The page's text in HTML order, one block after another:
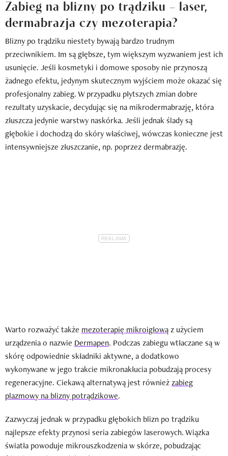
Zabieg na blizny po trądziku – laser,
dermabrazja czy mezoterapia?
Blizny po trądziku niestety bywają bardzo trudnym
przeciwnikiem. Im są głębsze, tym większym wyzwaniem jest ich
usunięcie. Jeśli kosmetyki i domowe sposoby nie przynoszą
żadnego efektu, jedynym skutecznym wyjściem może okazać się
profesjonalny zabieg. W przypadku płytszych zmian dobre
rezultaty uzyskacie, decydując się na mikrodermabrazję, która
złuszcza jedynie warstwy naskórka. Jeśli jednak ślady są
głębokie i dochodzą do skóry właściwej, wówczas konieczne jest
intensywniejsze złuszczanie, np. poprzez dermabrazję.
Warto rozważyć także mezoterapię mikroigłowąz użyciem
urządzenia o nazwie Dermapen. Podczas zabiegu wtłaczane są w
skórę odpowiednie składniki aktywne, a dodatkowo
wykonywane w jego trakcie mikronakłucia pobudzają procesy
regeneracyjne. Ciekawą alternatywą jest równieżzabieg
plazmowy na blizny potrądzikowe.
Zazwyczaj jednak w przypadku głębokich blizn po trądziku
najlepsze efekty przynosi seria zabiegów laserowych. Wiązka
światła powoduje mikrouszkodzenia w skórze, pobudzając